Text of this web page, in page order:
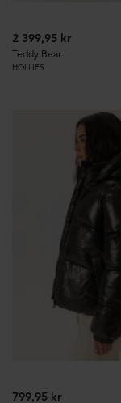
2 399,95 kr
Teddy Bear
HOLLIES
799,95 kr